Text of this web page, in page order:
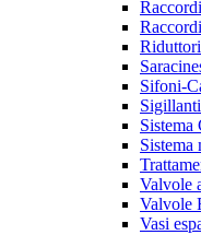
Sifoni-
Sistema
Sistema
Valvole
Valvole
Vasi